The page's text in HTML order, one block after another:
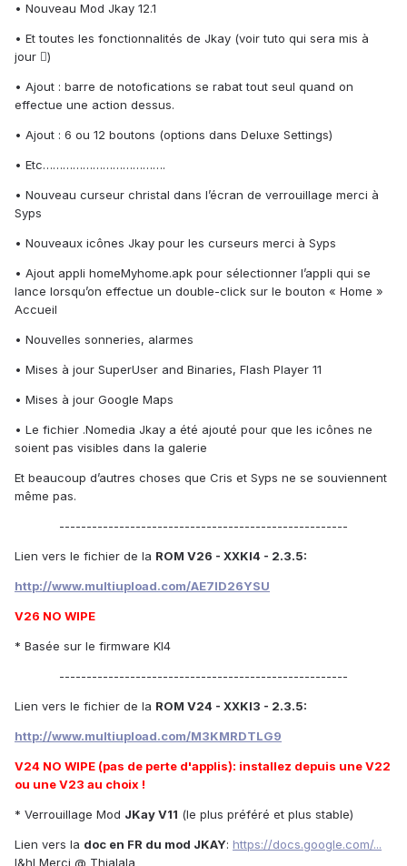
• Nouveau Mod Jkay 12.1
• Et toutes les fonctionnalités de Jkay (voir tuto qui sera mis à
jour )
• Ajout : barre de notofications se rabat tout seul quand on
effectue une action dessus.
• Ajout : 6 ou 12 boutons (options dans Deluxe Settings)
• Etc……………………………….
• Nouveau curseur christal dans l’écran de verrouillage merci à
Syps
• Nouveaux icônes Jkay pour les curseurs merci à Syps
• Ajout appli homeMyhome.apk pour sélectionner l’appli qui se
lance lorsqu’on effectue un double-click sur le bouton « Home »
Accueil
• Nouvelles sonneries, alarmes
• Mises à jour SuperUser and Binaries, Flash Player 11
• Mises à jour Google Maps
• Le fichier .Nomedia Jkay a été ajouté pour que les icônes ne
soient pas visibles dans la galerie
Et beaucoup d’autres choses que Cris et Syps ne se souviennent
même pas.
-----------------------------------------------------
Lien vers le fichier de la ROM V26 - XXKI4 - 2.3.5:
http://www.multiupload.com/AE7ID26YSU
V26 NO WIPE
* Basée sur le firmware KI4
-----------------------------------------------------
Lien vers le fichier de la ROM V24 - XXKI3 - 2.3.5:
http://www.multiupload.com/M3KMRDTLG9
V24 NO WIPE (pas de perte d'applis): installez depuis une V22
ou une V23 au choix !
* Verrouillage Mod JKay V11 (le plus préféré et plus stable)
Lien vers la doc en FR du mod JKAY: https://docs.google.com/...
l&hl Merci @ Thialala